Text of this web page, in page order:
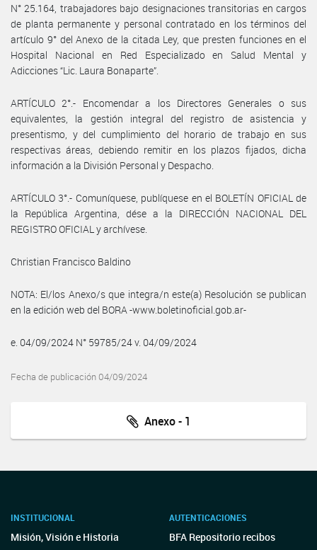
N° 25.164, trabajadores bajo designaciones transitorias en cargos
de planta permanente y personal contratado en los términos del
artículo 9° del Anexo de la citada Ley, que presten funciones en el
Hospital Nacional en Red Especializado en Salud Mental y
Adicciones “Lic. Laura Bonaparte”.
ARTÍCULO 2°.- Encomendar a los Directores Generales o sus
equivalentes, la gestión integral del registro de asistencia y
presentismo, y del cumplimiento del horario de trabajo en sus
respectivas áreas, debiendo remitir en los plazos fijados, dicha
información a la División Personal y Despacho.
ARTÍCULO 3°.- Comuníquese, publíquese en el BOLETÍN OFICIAL de
la República Argentina, dése a la DIRECCIÓN NACIONAL DEL
REGISTRO OFICIAL y archívese.
Christian Francisco Baldino
NOTA: El/los Anexo/s que integra/n este(a) Resolución se publican
en la edición web del BORA -www.boletinoficial.gob.ar-
e. 04/09/2024 N° 59785/24 v. 04/09/2024
Fecha de publicación 04/09/2024
Anexo - 1
INSTITUCIONAL
Misión, Visión e Historia
AUTENTICACIONES
BFA Repositorio recibos